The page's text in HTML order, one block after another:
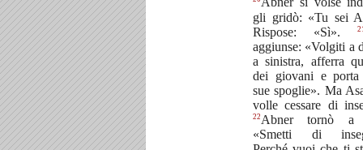
gli gridò: «Tu sei
Rispose: «Sì».
aggiunse: «Volgiti a
a sinistra, afferra
dei giovani e
sue spoglie». Ma
volle cessare di
22 Abner tornò a
«Smetti di